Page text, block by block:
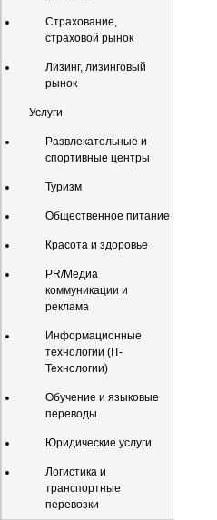
Страхование,
страховой рынок
Лизинг, лизинговый
рынок
Услуги
Развлекательные и
спортивные центры
Туризм
Общественное питание
Красота и здоровье
PR/Медиа
коммуникации и
реклама
Информационные
технологии (IT-
Технологии)
Обучение и языковые
переводы
Юридические услуги
Логистика и
транспортные
перевозки